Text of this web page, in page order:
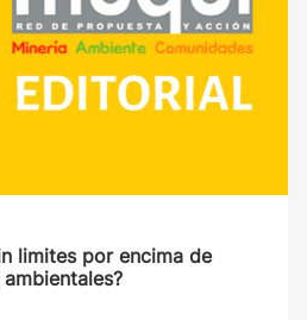
limites por encima de